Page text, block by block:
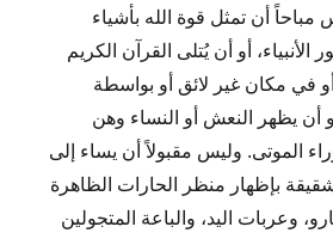
أن تمثل قوة الله بأشياء
أو أن يُتلى القرآن الكريم
في مكان غير لائق أو بواسطة
أن يظهر النعش أو النساء وهن
الموتى. وليس مقبولاً أن يساء إلى
بإظهار منظر الحارات الظاهرة
وعربات اليد، والباعة المتجولين